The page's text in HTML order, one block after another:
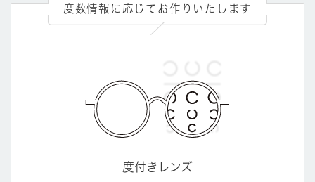
度数情報に応じてお作りいたします
度付きレンズ